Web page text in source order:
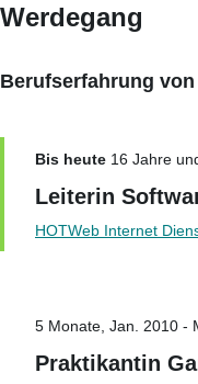
Werdegang
Berufserfahrung
Bis heute 16 Jahre
Leiterin
HOTWeb Internet
5 Monate, Jan. 2010 -
Praktikantin